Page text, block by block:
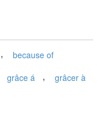
, because of
grâce á , grâcer à